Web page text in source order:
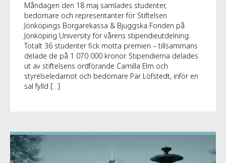
Måndagen den 18 maj samlades studenter,
bedömare och representanter för Stiftelsen
Jönköpings Borgarekassa & Bjuggska Fonden på
Jönköping University för vårens stipendieutdelning.
Totalt 36 studenter fick motta premien – tillsammans
delade de på 1 070 000 kronor. Stipendierna delades
ut av stiftelsens ordförande Camilla Elm och
styrelseledamot och bedömare Pär Löfstedt, inför en
sal fylld […]